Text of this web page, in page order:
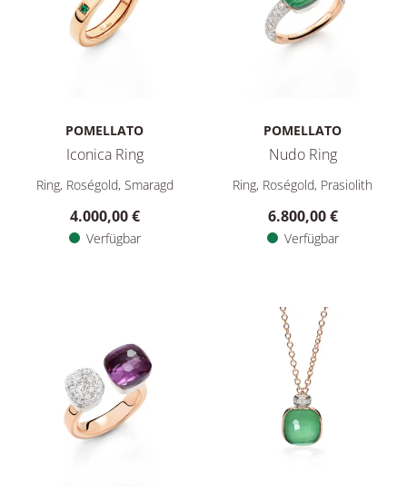
POMELLATO
Iconica Ring
Pomellato Iconica Ring, Ref: PAC6041O7000000VA, Preis:
Ring, Roségold, Smaragd
4.000,00 €
Verfügbar
POMELLATO
Nudo Ring
Pomellato Nudo Ring, Ref:
Ring, Roségold, Prasiolith
6.800,00 €
Verfügbar